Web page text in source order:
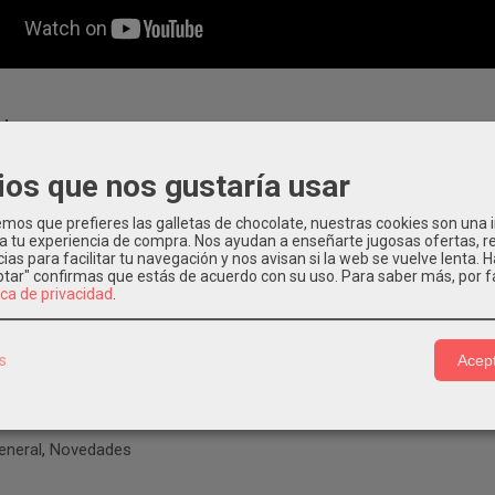
Longitud 23.6cm. Alto 10.2cm. Ancho 3.5cm.
corte: desde 0 hasta 42mm - 1 1/4"
Tijera cortatubos de plástico PE, MSR, PEX, PB, PVC y PPR hasta
disponible en nuestra tienda, mientras puedes ver otras tijeras
en Susanfo nuestro deseo es poder ayudarte y asesorarte en
para más información o usar el chat de whatsapp para
, Novedades
que nos gustaría usar
que prefieres las galletas de chocolate, nuestras cookies son una
tu experiencia de compra. Nos ayudan a enseñarte jugosas ofertas,
para facilitar tu navegación y nos avisan si la web se vuelve lenta.
confirmas que estás de acuerdo con su uso. Para saber más, por
de privacidad.